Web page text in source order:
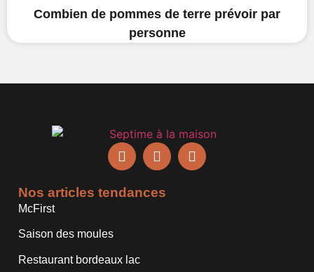
Combien de pommes de terre prévoir par
personne
Nos articles tendances
McFirst
Saison des moules
Restaurant bordeaux lac